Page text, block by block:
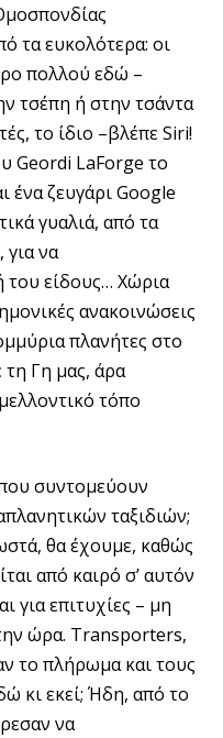
τα ευκολότερα: οι
πολλού εδώ –
τσέπη ή στην τσάντα
το ίδιο –βλέπε Siri!
Geordi LaForge το
ένα ζευγάρι Google
γυαλιά, από τα
να
του είδους… Χώρια
ανακοινώσεις
πλανήτες στο
τη Γη μας, άρα
τόπο
συντομεύουν
ταξιδιών;
θα έχουμε, καθώς
από καιρό σ’ αυτόν
για επιτυχίες – μη
ώρα. Transporters,
το πλήρωμα και τους
κι εκεί; Ήδη, από το
να